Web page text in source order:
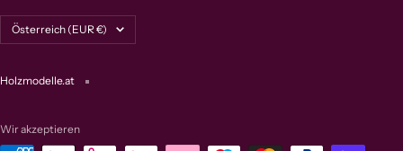
Land/Region
Österreich (EUR €)
Holzmodelle.at
Wir akzeptieren